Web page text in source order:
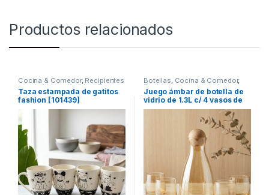
Productos relacionados
Cocina & Comedor, Recipientes
para bebidas y líquidos Tazas
Taza estampada de gatitos
fashion [101439]
Botellas, Cocina & Comedor,
Recipientes para bebidas y
líquidos,Vasos
Juego ámbar de botella de
vidrio de 1.3L c/ 4 vasos de
260mL (56130)